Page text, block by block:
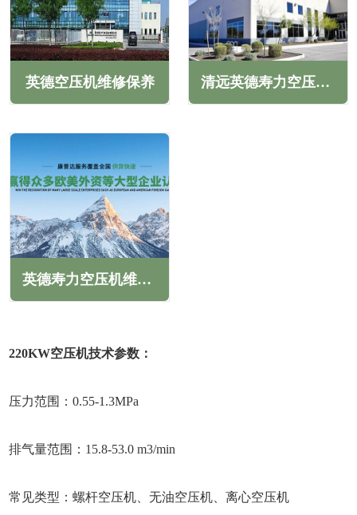
英德空压机维修保养 清远英德寿力空压机维修保养售后服务电话
英德寿力空压机维修保养售后服务电话
220KW空压机技术参数：
压力范围：0.55-1.3MPa
排气量范围：15.8-53.0 m3/min
常见类型：螺杆空压机、无油空压机、离心空压机